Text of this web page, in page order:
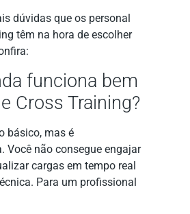
dúvidas que os personal
têm na hora de escolher
funciona bem
Cross Training?
básico, mas é
Você não consegue engajar
cargas em tempo real
Para um profissional